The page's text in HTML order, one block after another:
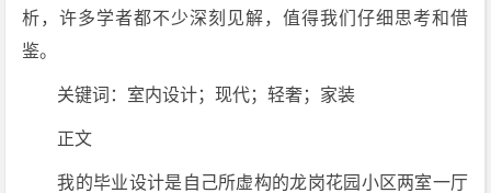
析，许多学者都不少深刻见解，值得我们仔细思考和借
鉴。
关键词：室内设计；现代；轻奢；家装
正文
我的毕业设计是自己所虚构的龙岗花园小区两室一厅